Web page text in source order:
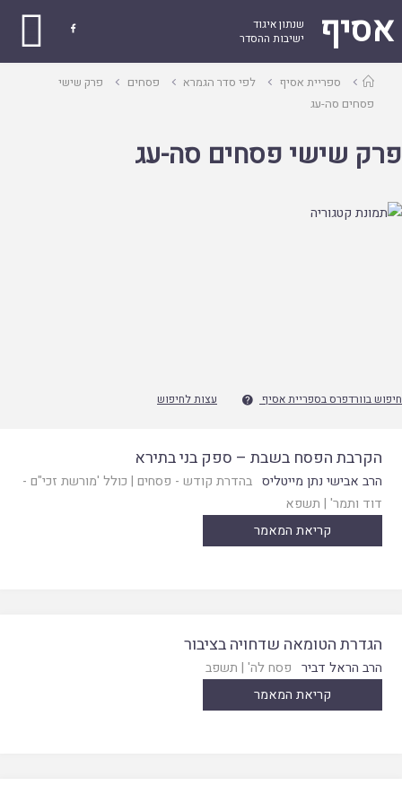
אסיף
שנתון איגוד
ישיבות ההסדר

עמוד
ראשי
ספריית אסיף לפי סדר הגמרא פסחים
פרק שישי
פסחים סה-עג
פרק שישי פסחים סה-עג
חיפוש בוורדפרס בספריית אסיף  עצות לחיפוש
הקרבת הפסח בשבת – ספק בני בתירא
הרב אבישי נתן מייטליס בהדרת קודש - פסחים | כולל 'מורשת זכי"ם -
דוד ותמר' | תשפא
קריאת המאמר
הגדרת הטומאה שדחויה בציבור
הרב הראל דביר פסח לה' | תשפב
קריאת המאמר